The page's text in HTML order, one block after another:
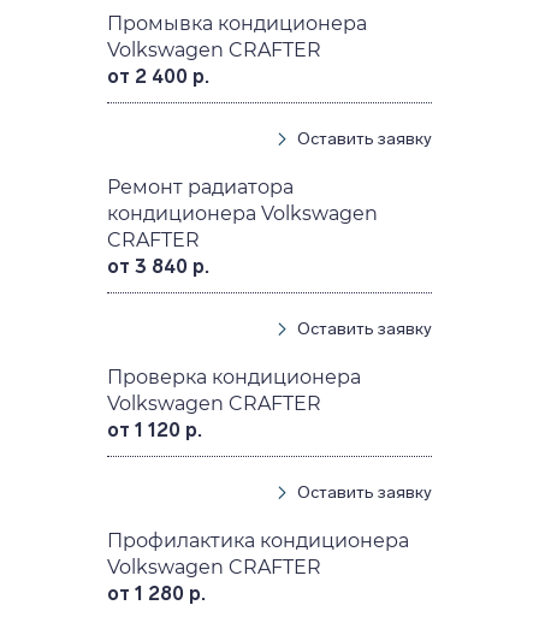
Промывка кондиционера
Volkswagen CRAFTER
от 2 400 р.
Оставить заявку
Ремонт радиатора
кондиционера Volkswagen
CRAFTER
от 3 840 р.
Оставить заявку
Проверка кондиционера
Volkswagen CRAFTER
от 1 120 р.
Оставить заявку
Профилактика кондиционера
Volkswagen CRAFTER
от 1 280 р.